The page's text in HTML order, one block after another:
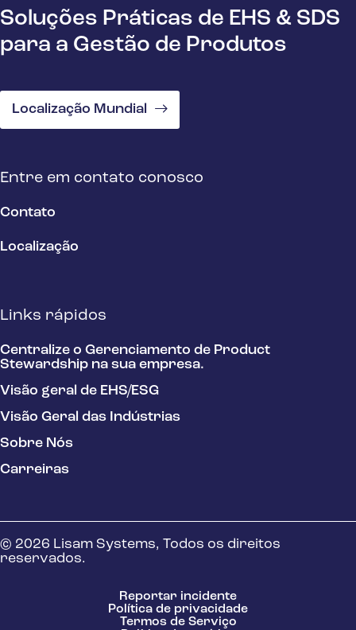
Soluções Práticas de EHS & SDS
para a Gestão de Produtos
Localização Mundial
Entre em contato conosco
Contato
Localização
Links rápidos
Centralize o Gerenciamento de Product
Stewardship na sua empresa.
Visão geral de EHS/ESG
Visão Geral das Indústrias
Sobre Nós
Carreiras
© 2026 Lisam Systems, Todos os direitos
reservados.
Reportar incidente
Política de privacidade
Termos de Serviço